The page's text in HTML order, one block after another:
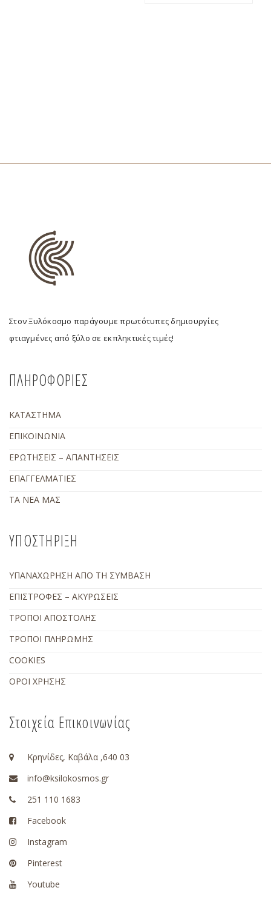
Στον Ξυλόκοσμο παράγουμε πρωτότυπες δημιουργίες
φτιαγμένες από ξύλο σε εκπληκτικές τιμές!
ΠΛΗΡΟΦΟΡΙΕΣ
ΚΑΤΑΣΤΗΜΑ
ΕΠΙΚΟΙΝΩΝΙΑ
ΕΡΩΤΗΣΕΙΣ – ΑΠΑΝΤΗΣΕΙΣ
ΕΠΑΓΓΕΛΜΑΤΙΕΣ
ΤΑ ΝΕΑ ΜΑΣ
ΥΠΟΣΤΗΡΙΞΗ
ΥΠΑΝΑΧΩΡΗΣΗ ΑΠΟ ΤΗ ΣΥΜΒΑΣΗ
ΕΠΙΣΤΡΟΦΕΣ – ΑΚΥΡΩΣΕΙΣ
ΤΡΟΠΟΙ ΑΠΟΣΤΟΛΗΣ
ΤΡΟΠΟΙ ΠΛΗΡΩΜΗΣ
COOKIES
ΟΡΟΙ ΧΡΗΣΗΣ
Στοιχεία Επικοινωνίας
Κρηνίδες, Καβάλα ,640 03
info@ksilokosmos.gr
251 110 1683
Facebook
Instagram
Pinterest
Youtube